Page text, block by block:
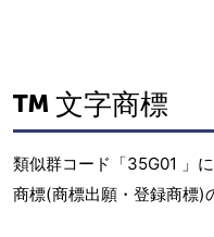
文字商標
類似群コード「35G01 」
商標(商標出願・登録商標)